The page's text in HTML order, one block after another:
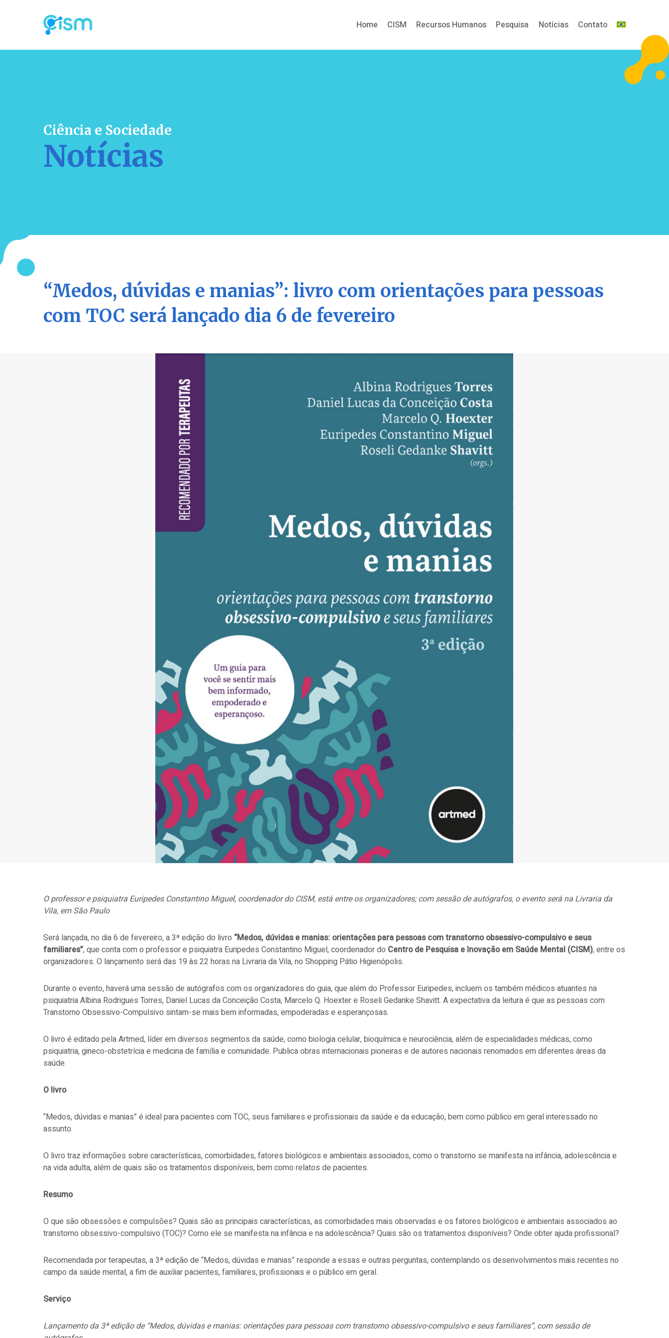
Home CISM Recursos Humanos Pesquisa Notícias Contato
Ciência e Sociedade
Notícias
“Medos, dúvidas e manias”: livro com orientações para pessoas
com TOC será lançado dia 6 de fevereiro
O professor e psiquiatra Euripedes Constantino Miguel, coordenador do CISM, está entre os organizadores; com sessão de autógrafos, o evento será na Livraria da
Vila, em São Paulo
Será lançada, no dia 6 de fevereiro, a 3ª edição do livro “Medos, dúvidas e manias: orientações para pessoas com transtorno obsessivo-compulsivo e seus
familiares”, que conta com o professor e psiquiatra Euripedes Constantino Miguel, coordenador do Centro de Pesquisa e Inovação em Saúde Mental (CISM), entre os
organizadores. O lançamento será das 19 às 22 horas na Livraria da Vila, no Shopping Pátio Higienópolis.
Durante o evento, haverá uma sessão de autógrafos com os organizadores do guia, que além do Professor Euripedes, incluem os também médicos atuantes na
psiquiatria Albina Rodrigues Torres, Daniel Lucas da Conceição Costa, Marcelo Q. Hoexter e Roseli Gedanke Shavitt. A expectativa da leitura é que as pessoas com
Transtorno Obsessivo-Compulsivo sintam-se mais bem informadas, empoderadas e esperançosas.
O livro é editado pela Artmed, líder em diversos segmentos da saúde, como biologia celular, bioquímica e neurociência, além de especialidades médicas, como
psiquiatria, gineco-obstetrícia e medicina de família e comunidade. Publica obras internacionais pioneiras e de autores nacionais renomados em diferentes áreas da
saúde.
O livro
“Medos, dúvidas e manias” é ideal para pacientes com TOC, seus familiares e profissionais da saúde e da educação, bem como público em geral interessado no
assunto.
O livro traz informações sobre características, comorbidades, fatores biológicos e ambientais associados, como o transtorno se manifesta na infância, adolescência e
na vida adulta, além de quais são os tratamentos disponíveis, bem como relatos de pacientes.
Resumo
O que são obsessões e compulsões? Quais são as principais características, as comorbidades mais observadas e os fatores biológicos e ambientais associados ao
transtorno obsessivo-compulsivo (TOC)? Como ele se manifesta na infância e na adolescência? Quais são os tratamentos disponíveis? Onde obter ajuda profissional?
Recomendada por terapeutas, a 3ª edição de “Medos, dúvidas e manias” responde a essas e outras perguntas, contemplando os desenvolvimentos mais recentes no
campo da saúde mental, a fim de auxiliar pacientes, familiares, profissionais e o público em geral.
Serviço
Lançamento da 3ª edição de “Medos, dúvidas e manias: orientações para pessoas com transtorno obsessivo-compulsivo e seus familiares”, com sessão de